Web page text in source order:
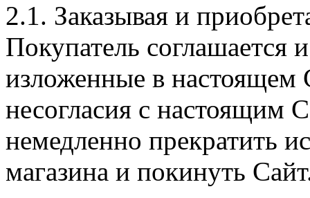
2.1. Заказывая и
Покупатель соглашается
изложенные в настоящем
несогласия с настоящим
немедленно прекратить
магазина и покинуть